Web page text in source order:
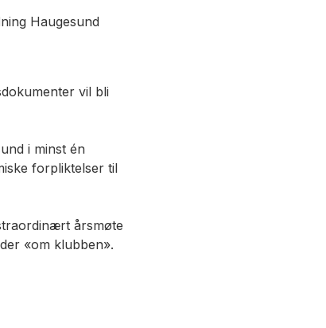
Haugesund
vil bli
i minst én
forpliktelser til
årsmøte
«om klubben».